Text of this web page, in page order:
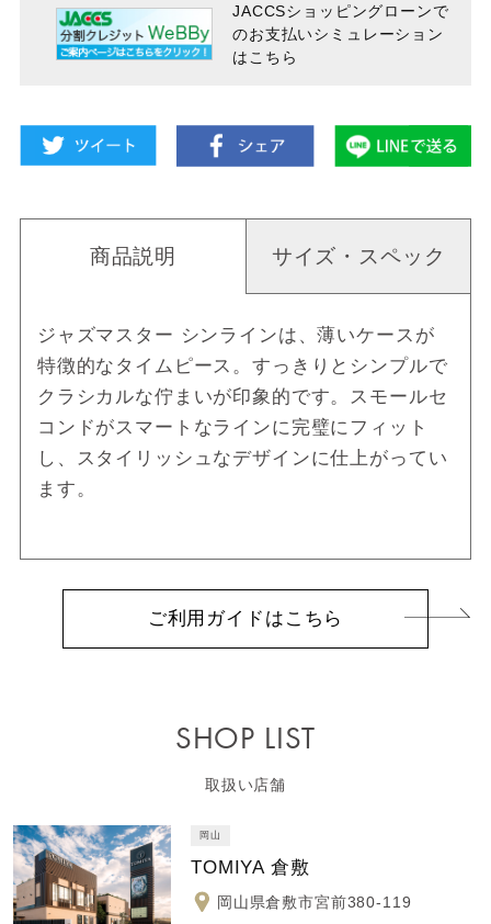
JACCSショッピングローンで
のお支払いシミュレーション
はこちら
商品説明 サイズ・スペック
ジャズマスター シンラインは、薄いケースが
特徴的なタイムピース。すっきりとシンプルで
クラシカルな佇まいが印象的です。スモールセ
コンドがスマートなラインに完璧にフィット
し、スタイリッシュなデザインに仕上がってい
ます。
ご利用ガイドはこちら
SHOP LIST
取扱い店舗
岡山
TOMIYA 倉敷
岡山県倉敷市宮前380-119